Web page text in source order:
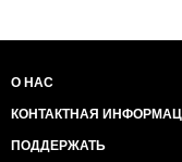
О НАС
КОНТАКТНАЯ
ПОДДЕРЖАТЬ